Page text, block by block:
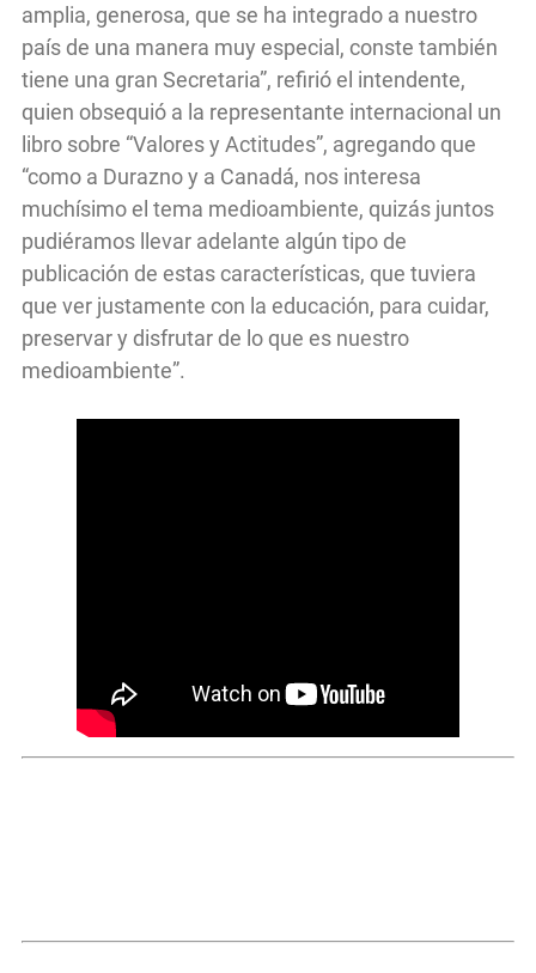
amplia, generosa, que se ha integrado a nuestro
país de una manera muy especial, conste también
tiene una gran Secretaria”, refirió el intendente,
quien obsequió a la representante internacional un
libro sobre “Valores y Actitudes”, agregando que
“como a Durazno y a Canadá, nos interesa
muchísimo el tema medioambiente, quizás juntos
pudiéramos llevar adelante algún tipo de
publicación de estas características, que tuviera
que ver justamente con la educación, para cuidar,
preservar y disfrutar de lo que es nuestro
medioambiente”.